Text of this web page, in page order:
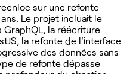
sur une refonte
Le projet incluait le
GraphQL, la réécriture
la refonte de l'interface
des données sans
de refonte dépasse